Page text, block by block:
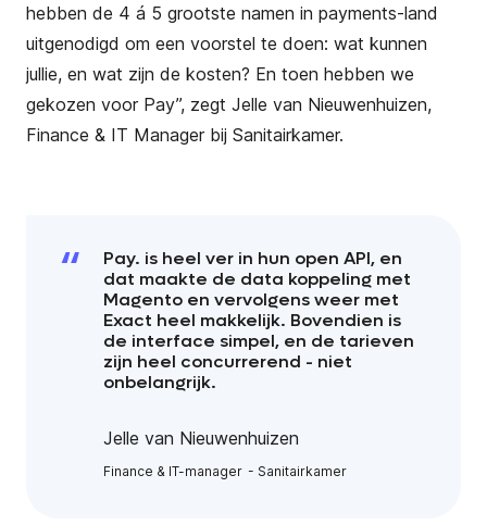
hebben de 4 á 5 grootste namen in payments-land
uitgenodigd om een voorstel te doen: wat kunnen
jullie, en wat zijn de kosten? En toen hebben we
gekozen voor Pay”, zegt Jelle van Nieuwenhuizen,
Finance & IT Manager bij Sanitairkamer.
Pay. is heel ver in hun open API, en
dat maakte de data koppeling met
Magento en vervolgens weer met
Exact heel makkelijk. Bovendien is
de interface simpel, en de tarieven
zijn heel concurrerend - niet
onbelangrijk.
Jelle van Nieuwenhuizen
Finance & IT-manager Sanitairkamer